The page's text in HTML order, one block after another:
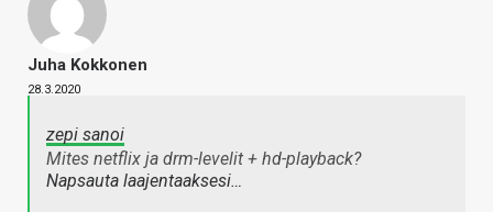
Juha Kokkonen
28.3.2020
zepi sanoi
Mites netflix ja drm-levelit + hd-playback?
Napsauta laajentaaksesi…